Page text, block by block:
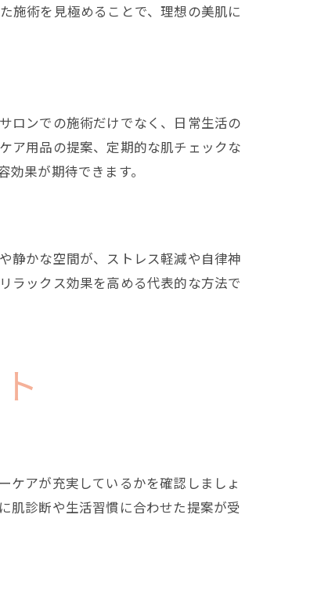
施術を見極めることで、理想の美肌に
ロンでの施術だけでなく、日常生活の
ア用品の提案、定期的な肌チェックな
果が期待できます。
静かな空間が、ストレス軽減や自律神
ラックス効果を高める代表的な方法で
ケアが充実しているかを確認しましょ
肌診断や生活習慣に合わせた提案が受